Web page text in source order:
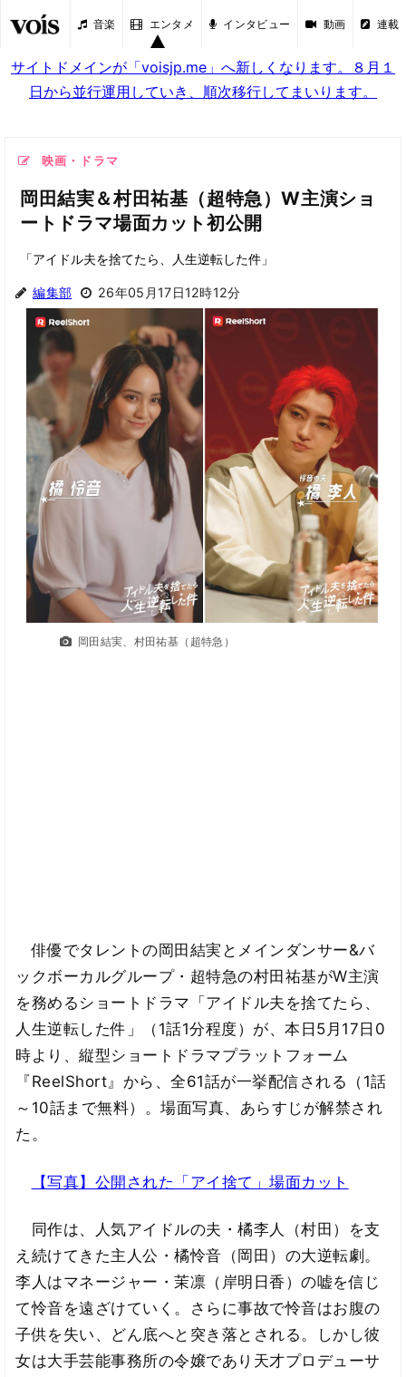
音楽 エンタメ インタビュー 動画 連載
サイトドメインが「voisjp.me」へ新しくなります。８月１
日から並行運用していき、順次移行してまいります。
映画・ドラマ
岡田結実＆村田祐基（超特急）W主演ショ
ートドラマ場面カット初公開
「アイドル夫を捨てたら、人生逆転した件」
編集部 26年05月17日12時12分
岡田結実、村田祐基（超特急）
俳優でタレントの岡田結実とメインダンサー&バ
ックボーカルグループ・超特急の村田祐基がW主演
を務めるショートドラマ「アイドル夫を捨てたら、
人生逆転した件」（1話1分程度）が、本日5月17日0
時より、縦型ショートドラマプラットフォーム
『ReelShort』から、全61話が一挙配信される（1話
～10話まで無料）。場面写真、あらすじが解禁され
た。
【写真】公開された「アイ捨て」場面カット
同作は、人気アイドルの夫・橘李人（村田）を支
え続けてきた主人公・橘怜音（岡田）の大逆転劇。
李人はマネージャー・茉凛（岸明日香）の嘘を信じ
て怜音を遠ざけていく。さらに事故で怜音はお腹の
子供を失い、どん底へと突き落とされる。しかし彼
女は大手芸能事務所の令嬢であり天才プロデューサ